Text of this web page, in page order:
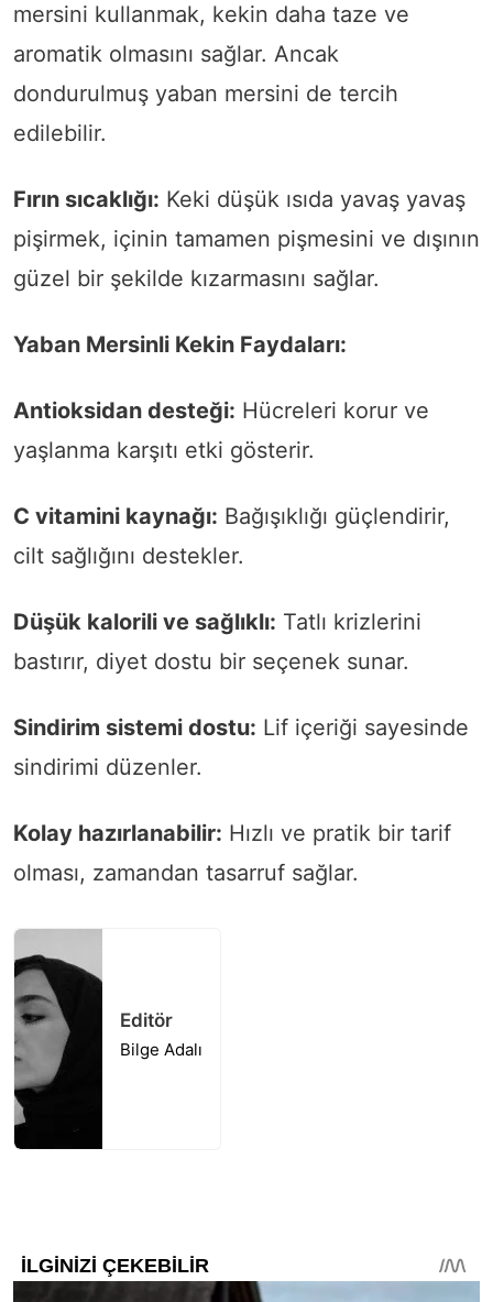
mersini kullanmak, kekin daha taze ve
aromatik olmasını sağlar. Ancak
dondurulmuş yaban mersini de tercih
edilebilir.
Fırın sıcaklığı: Keki düşük ısıda yavaş yavaş
pişirmek, içinin tamamen pişmesini ve dışının
güzel bir şekilde kızarmasını sağlar.
Yaban Mersinli Kekin Faydaları:
Antioksidan desteği: Hücreleri korur ve
yaşlanma karşıtı etki gösterir.
C vitamini kaynağı: Bağışıklığı güçlendirir,
cilt sağlığını destekler.
Düşük kalorili ve sağlıklı: Tatlı krizlerini
bastırır, diyet dostu bir seçenek sunar.
Sindirim sistemi dostu: Lif içeriği sayesinde
sindirimi düzenler.
Kolay hazırlanabilir: Hızlı ve pratik bir tarif
olması, zamandan tasarruf sağlar.
Editör
Bilge Adalı